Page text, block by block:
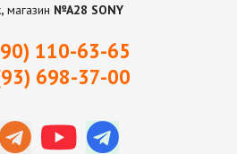
магазин №А28 SONY
110-63-65
698-37-00